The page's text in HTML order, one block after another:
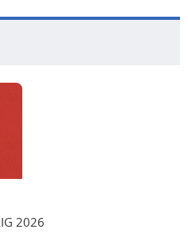
2026